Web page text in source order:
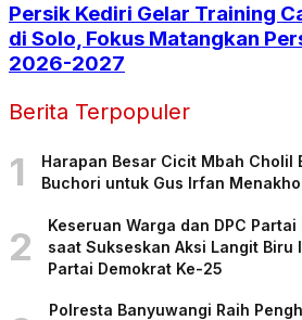
Persik Kediri Gelar Training
di Solo, Fokus Matangkan
2026-2027
Berita Terpopuler
1
Harapan Besar Cicit Mbah Cholil
Buchori untuk Gus Irfan
2
Keseruan Warga dan DPC Partai
saat Sukseskan Aksi Langit Biru
Partai Demokrat Ke-25
Polresta Banyuwangi Raih